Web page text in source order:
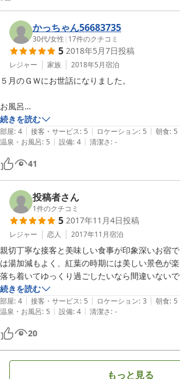
かっちゃん56683735
30代/女性 | 17件のクチコミ
5 2018年5月7日投稿
レジャー 家族 2018年5月宿泊
５月のＧＷにお世話になりました。
お風呂
最高でした。内湯付き露天風呂が二つ、内湯のな
り、空いている時に自由に貸切にして入れました
り口の札が「使用中」になっていなければ入れる
私が宿泊した日は満室でしたが、６組程でした
に入ることができました。
特に大自然の中の野天風呂は最高でした。
お料理
一つ一つのお料理が丁寧に作られていて、夕飯
素敵なBGMの中、ゆったりした気分で食事がで
立地
チェックアウト日に新穂高ロープウェイに行きま
乗り場までも10分弱と近かったため、朝早く到
て大変良かったです。（チケットアウト時に割引
した）
サービス
ご家族経営のようで、アットホームな雰囲気と
ても居心地が良かったです。出発時には最後ま
穂高温泉に行く時にはまた泊まりたい！と思い
続きを読む
部屋: 4 | 接客・サービス: 5 | ロケーション: 5 | 朝食: 5
温泉・お風呂: 5 | 設備: 4 | 清潔さ: -
41
投稿者さん
1件のクチコミ
5 2017年11月4日投稿
レジャー 恋人 2017年11月宿泊
親切丁寧な接客と美味しい食事が印象深いお宿
は湯加減もよく、紅葉の時期には美しい景色が楽
落ち着いてゆっくり過ごしたいなら間違いない
る際は訪れたいと思います。
続きを読む
部屋: 4 | 接客・サービス: 5 | ロケーション: 3 | 朝食: 5
温泉・お風呂: 5 | 設備: 4 | 清潔さ: -
20
もっと見る